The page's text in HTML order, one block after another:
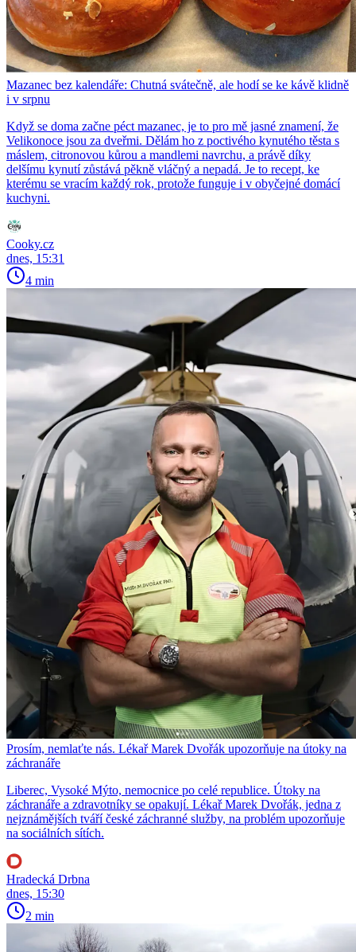
Mazanec bez kalendáře: Chutná svátečně, ale hodí se ke kávě klidně
i v srpnu
Když se doma začne péct mazanec, je to pro mě jasné znamení, že
Velikonoce jsou za dveřmi. Dělám ho z poctivého kynutého těsta s
máslem, citronovou kůrou a mandlemi navrchu, a právě díky
delšímu kynutí zůstává pěkně vláčný a nepadá. Je to recept, ke
kterému se vracím každý rok, protože funguje i v obyčejné domácí
kuchyni.
Cooky.cz
dnes, 15:31
4 min
Prosím, nemlaťte nás. Lékař Marek Dvořák upozorňuje na útoky na
záchranáře
Liberec, Vysoké Mýto, nemocnice po celé republice. Útoky na
záchranáře a zdravotníky se opakují. Lékař Marek Dvořák, jedna z
nejznámějších tváří české záchranné služby, na problém upozorňuje
na sociálních sítích.
Hradecká Drbna
dnes, 15:30
2 min